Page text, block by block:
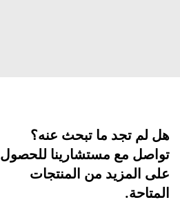
هل لم تجد ما تبحث عنه؟
تواصل مع مستشارينا للحصول
على المزيد من المنتجات
المتاحة.